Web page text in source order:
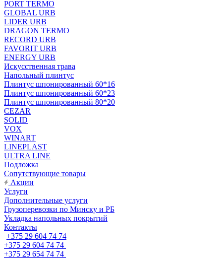
PORT TERMO
GLOBAL URB
LIDER URB
DRAGON TERMO
RECORD URB
FAVORIT URB
ENERGY URB
Искусственная трава
Напольный плинтус
Плинтус шпонированный 60*16
Плинтус шпонированный 60*23
Плинтус шпонированный 80*20
CEZAR
SOLID
VOX
WINART
LINEPLAST
ULTRA LINE
Подложка
Сопутствующие товары
Акции
Услуги
Дополнительные услуги
Грузоперевозки по Минску и РБ
Укладка напольных покрытий
Контакты
+375 29 604 74 74
+375 29 604 74 74
+375 29 654 74 74